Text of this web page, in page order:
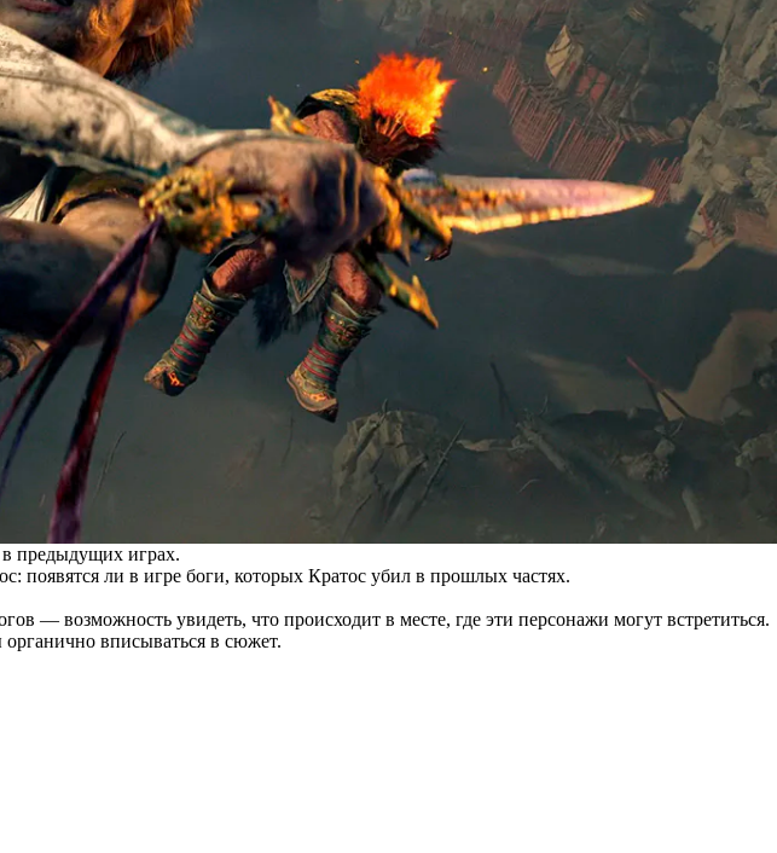
в предыдущих играх.
появятся ли в игре боги, которых Кратос убил в прошлых частях.
— возможность увидеть, что происходит в месте, где эти персонажи могут встретиться.
вписываться в сюжет.